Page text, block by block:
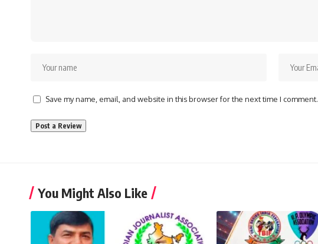
Save my name, email, and website in this browser for the next time I comment.
You Might Also Like